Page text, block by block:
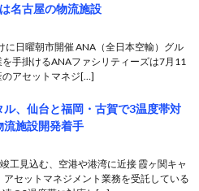
名古屋の物流施設
に日曜朝市開催 ANA（全日本空輸）グル
手掛けるANAファシリティーズは7月11
のアセットマネジ[…]
ル、仙台と福岡・古賀で3温度帯対
流施設開発着手
工見込む、空港や港湾に近接 霞ヶ関キャ
アセットマネジメント業務を受託している